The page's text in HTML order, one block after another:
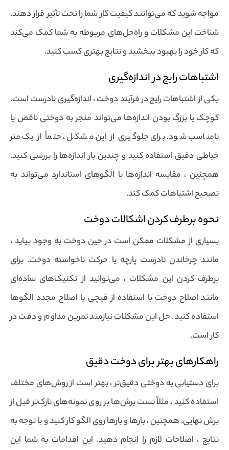
مواجه شوید که می‌توانند کیفیت کار شما را تحت تأثیر قرار دهند.
شناخت این مشکلات و راه‌حل‌های مربوطه به شما کمک می‌کند
که کار خود را بهبود ببخشید و نتایج بهتری کسب کنید.
اشتباهات رایج در اندازه‌گیری
یکی از اشتباهات رایج در فرآیند دوخت ، اندازه‌گیری نادرست است.
کوچک‌ یا بزرگ بودن اندازه‌ها می‌تواند منجر به دوختی ناقص یا
نامناسب شود. برای جلوگیری از این مشکل ، حتماً از یک متر
خیاطی دقیق استفاده کنید و چندین بار اندازه‌ها را بررسی کنید.
همچنین ، مقایسه اندازه‌ها با الگوهای استاندارد می‌تواند به
تصحیح اشتباهات کمک کند.
نحوه برطرف کردن اشکالات دوخت
بسیاری از مشکلات ممکن است در حین دوخت به وجود بیاید ،
مانند چرخاندن نادرست پارچه یا حرکت ناخواسته دوخت. برای
برطرف کردن این مشکلات ، می‌توانید از تکنیک‌های ساده‌ای
مانند اصلاح دوخت با استفاده از قیچی یا اصلاح مجدد الگوها
استفاده کنید. حل این مشکلات نیازمند تمرین مداوم و دقت در
کار است.
راهکارهای بهتر برای دوخت دقیق
برای دستیابی به دوختی دقیق‌تر ، بهتر است از روش‌های مختلف
استفاده کنید ، مثلاً تست برش‌ها بر روی نمونه‌های نازک‌تر قبل از
برش نهایی. همچنین ، بارها و بارها روی الگو کار کنید و با توجه به
نتایج ، اصلاحات لازم را انجام دهید. این اقدامات به شما این